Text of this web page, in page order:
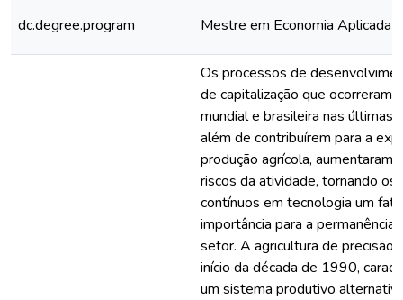
dc.degree.program Mestre em Economia Aplicada
Os processos de
de capitalização que ocorreram
mundial e brasileira nas últimas
além de contribuírem para a
produção agrícola, aumentaram
riscos da atividade, tornando
contínuos em tecnologia um
importância para a
setor. A agricultura de precisão
início da década de 1990,
um sistema produtivo